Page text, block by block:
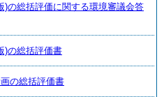
)の総括評価に関する環境審議会答
)の総括評価書
の総括評価書